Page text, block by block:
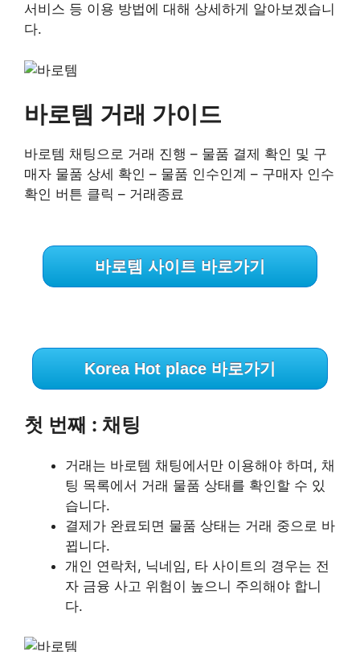
서비스 등 이용 방법에 대해 상세하게 알아보겠습니
다.
바로템 거래 가이드
바로템 채팅으로 거래 진행 – 물품 결제 확인 및 구
매자 물품 상세 확인 – 물품 인수인계 – 구매자 인수
확인 버튼 클릭 – 거래종료
바로템 사이트 바로가기
Korea Hot place 바로가기
첫 번째 : 채팅
거래는 바로템 채팅에서만 이용해야 하며, 채
팅 목록에서 거래 물품 상태를 확인할 수 있
습니다.
결제가 완료되면 물품 상태는 거래 중으로 바
뀝니다.
개인 연락처, 닉네임, 타 사이트의 경우는 전
자 금융 사고 위험이 높으니 주의해야 합니
다.